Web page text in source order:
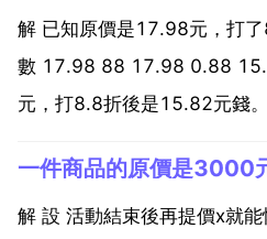
解 已知原價是17.98元，打
數 17.98 88 17.98 0.88
元，打8.8折後是15.82元錢
103 84 0 88...
解 設 活動結束後再提價x就